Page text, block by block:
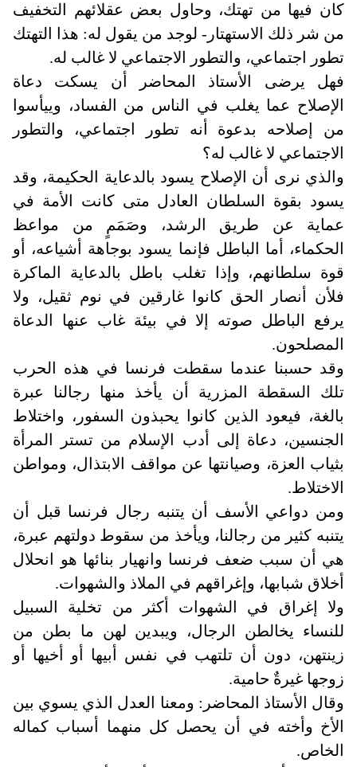
كان فيها من تهتك، وحاول بعض عقلائهم التخفيف
من شر ذلك الاستهتار- لوجد من يقول له: هذا التهتك
تطور اجتماعي، والتطور الاجتماعي لا غالب له.
فهل يرضى الأستاذ المحاضر أن يسكت دعاة
الإصلاح عما يغلب في الناس من الفساد، وييأسوا
من إصلاحه بدعوة أنه تطور اجتماعي، والتطور
الاجتماعي لا غالب له؟
والذي نرى أن الإصلاح يسود بالدعاية الحكيمة، وقد
يسود بقوة السلطان العادل متى كانت الأمة في
عماية عن طريق الرشد، وصَمَمٍ من مواعظ
الحكماء، أما الباطل فإنما يسود بوجاهة أشياعه، أو
قوة سلطانهم، وإذا تغلب باطل بالدعاية الماكرة
فلأن أنصار الحق كانوا غارقين في نوم ثقيل، ولا
يرفع الباطل صوته إلا في بيئة غاب عنها الدعاة
المصلحون.
وقد حسبنا عندما سقطت فرنسا في هذه الحرب
تلك السقطة المزرية أن يأخذ منها رجالنا عبرة
بالغة، فيعود الذين كانوا يحبذون السفور، واختلاط
الجنسين، دعاة إلى أدب الإسلام من تستر المرأة
بثياب العزة، وصيانتها عن مواقف الابتذال، ومواطن
الاختلاط.
ومن دواعي الأسف أن يتنبه رجال فرنسا قبل أن
يتنبه كثير من رجالنا، ويأخذ من سقوط دولتهم عبرة،
هي أن سبب ضعف فرنسا وانهيار بنائها هو انحلال
أخلاق شبابها، وإغراقهم في الملاذ والشهوات.
ولا إغراق في الشهوات أكثر من تخلية السبيل
للنساء يخالطن الرجال، ويبدين لهن ما بطن من
زينتهن، دون أن تلتهب في نفس أبيها أو أخيها أو
زوجها غيرةٌ حامية.
وقال الأستاذ المحاضر: ومعنا العدل الذي يسوي بين
الأخ وأخته في أن يحصل كل منهما أسباب كماله
الخاص.